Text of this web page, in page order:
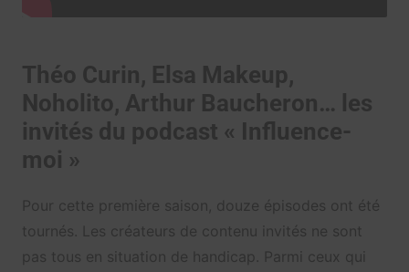
Théo Curin, Elsa Makeup,
Noholito, Arthur Baucheron… les
invités du podcast « Influence-
moi »
Pour cette première saison, douze épisodes ont été
tournés. Les créateurs de contenu invités ne sont
pas tous en situation de handicap. Parmi ceux qui